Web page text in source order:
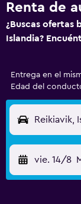
Renta de
¿Buscas ofertas
Islandia?
Entrega en el
Edad del
Reikiavik,
vie. 14/8